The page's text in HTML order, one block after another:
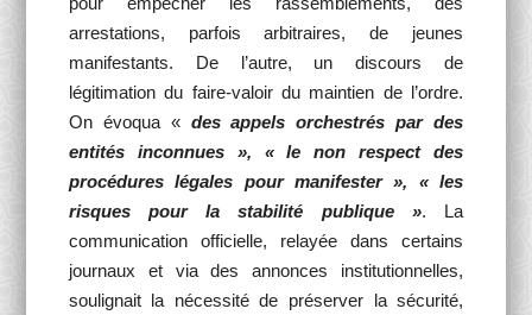
arrestations, parfois arbitraires, de jeunes
manifestants. De l’autre, un discours de
légitimation du faire-valoir du maintien de l’ordre.
On évoqua « des appels orchestrés par des
entités inconnues », « le non respect des
procédures légales pour manifester », « les
risques pour la stabilité publique ». La
communication officielle, relayée dans certains
journaux et via des annonces institutionnelles,
soulignait la nécessité de préserver la sécurité,